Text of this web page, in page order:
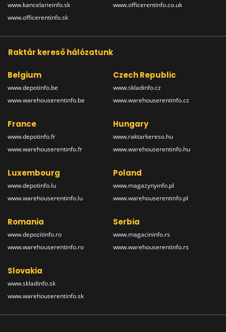
www.kancelarieinfo.sk
www.officerentinfo.sk
www.officerentinfo.co.uk
Raktár kereső hálózatunk
Belgium
www.depotinfo.be
www.warehouserentinfo.be
Czech Republic
www.skladinfo.cz
www.warehouserentinfo.cz
France
www.depotinfo.fr
www.warehouserentinfo.fr
Hungary
www.raktarkereso.hu
www.warehouserentinfo.hu
Luxembourg
www.depotinfo.lu
www.warehouserentinfo.lu
Poland
www.magazynyinfo.pl
www.warehouserentinfo.pl
Romania
www.depozitinfo.ro
www.warehouserentinfo.ro
Serbia
www.magacininfo.rs
www.warehouserentinfo.rs
Slovakia
www.skladinfo.sk
www.warehouserentinfo.sk